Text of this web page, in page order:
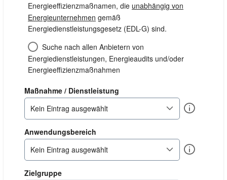
Energieeffizienzmaßnamen, die unabhängig von
Energieunternehmen gemäß
Energiedienstleistungsgesetz (EDL-G) sind.
Suche nach allen Anbietern von
Energiedienstleistungen, Energieaudits und/oder
Energieeffizienzmaßnahmen
Maßnahme / Dienstleistung
Kein Eintrag ausgewählt
Info
Anwendungsbereich
Kein Eintrag ausgewählt
Info
Zielgruppe